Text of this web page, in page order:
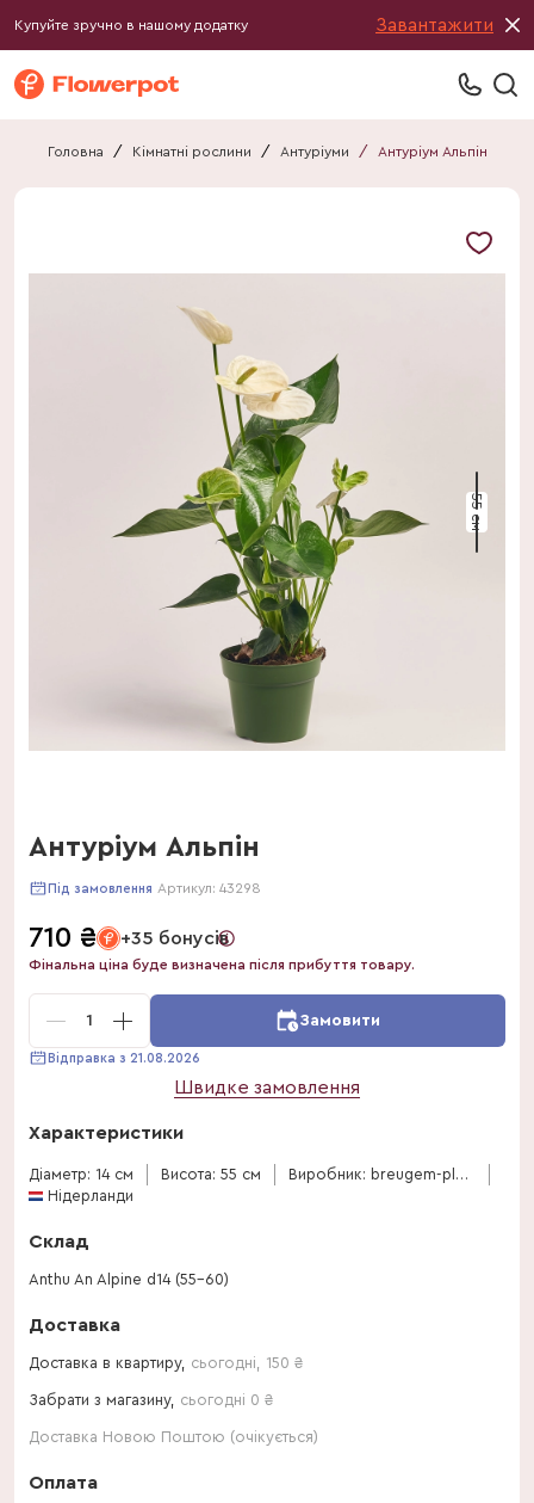
Купуйте зручно в нашому додатку Завантажити
Головна / Кімнатні рослини / Антуріуми / Антуріум Альпін
55 см
Антуріум Альпін
Під замовлення Артикул: 43298
710 ₴ +35 бонусів
Фінальна ціна буде визначена після прибуття товару.
1 Замовити
Відправка з 21.08.2026
Швидке замовлення
Характеристики
Діаметр: 14 см Висота: 55 см
Виробник: breugem-plants-bv
Нідерланди
Склад
Anthu An Alpine d14 (55-60)
Доставка
Доставка в квартиру, сьогодні 150 ₴
Забрати з магазину, сьогодні 0 ₴
Доставка Новою Поштою (очікується)
Оплата